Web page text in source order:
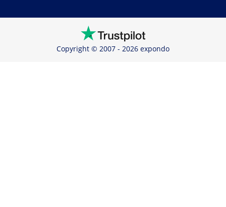
Copyright © 2007 - 2026 expondo